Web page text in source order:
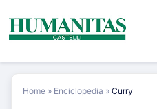
content
Home » Enciclopedia » Curry